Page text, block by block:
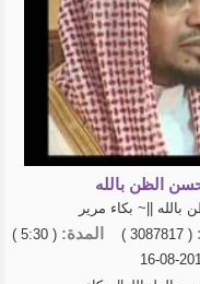
||~ بكاء مرير
( 3087817 ) المدة: ( 5:30 )